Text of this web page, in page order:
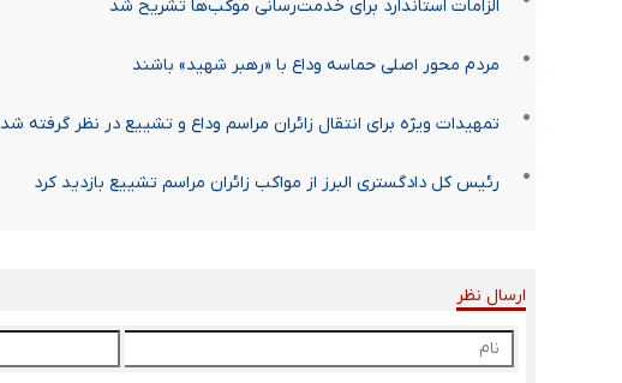
الزامات استاندارد برای خدمت‌رسانی موکب‌ها تشریح شد
مردم محور اصلی حماسه وداع با «رهبر شهید» باشند
تمهیدات ویژه برای انتقال زائران مراسم وداع و تشییع در نظر گرفته شد
رئیس کل دادگستری البرز از مواکب زائران مراسم تشییع بازدید کرد
ارسال نظر